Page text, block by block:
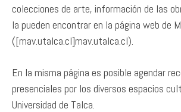
colecciones de arte, información de las
la pueden encontrar en la página web de
([mav.utalca.cl]mav.utalca.cl).
En la misma página es posible agendar
presenciales por los diversos espacios
Universidad de Talca.